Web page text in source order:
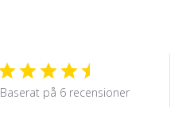
Baserat på 6 recensioner